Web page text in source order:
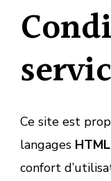
Ce site est
langages
confort